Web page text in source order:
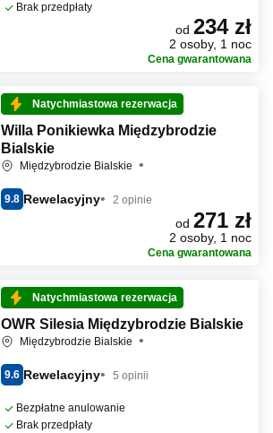
Brak przedpłaty
od 234 zł
2 osoby, 1 noc
Cena gwarantowana
Natychmiastowa rezerwacja
Willa Ponikiewka Międzybrodzie
Bialskie
Międzybrodzie Bialskie
9.8 Rewelacyjny 2 opinie
od 271 zł
2 osoby, 1 noc
Cena gwarantowana
Natychmiastowa rezerwacja
OWR Silesia Międzybrodzie Bialskie
Międzybrodzie Bialskie
9.6 Rewelacyjny 5 opinii
Bezpłatne anulowanie
Brak przedpłaty